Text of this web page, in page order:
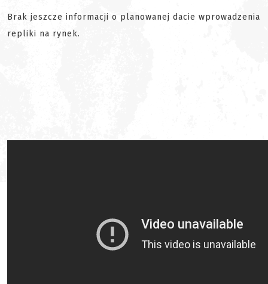
Brak jeszcze informacji o planowanej dacie wprowadzenia
repliki na rynek.